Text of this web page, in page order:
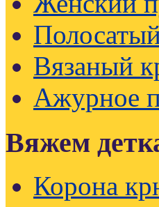
Вязаный
Ажурное
Вяжем
Корона